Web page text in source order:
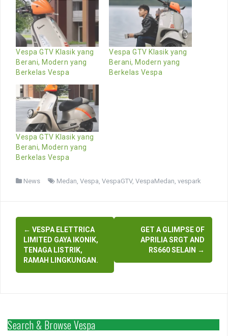
Vespa GTV Klasik yang
Berani, Modern yang
Berkelas Vespa
Vespa GTV Klasik yang
Berani, Modern yang
Berkelas Vespa
Vespa GTV Klasik yang
Berani, Modern yang
Berkelas Vespa
News Medan Vespa VespaGTV, VespaMedan vespark
Post
navigation
← VESPA ELETTRICA
LIMITED GAYA IKONIK,
TENAGA LISTRIK,
RAMAH LINGKUNGAN.
GET A GLIMPSE OF
APRILIA SRGT AND
RS660 SELAIN →
Search & Browse Vespa